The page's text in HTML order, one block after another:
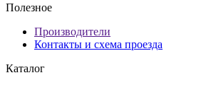
Полезное
Производители
Контакты и схема проезда
Каталог